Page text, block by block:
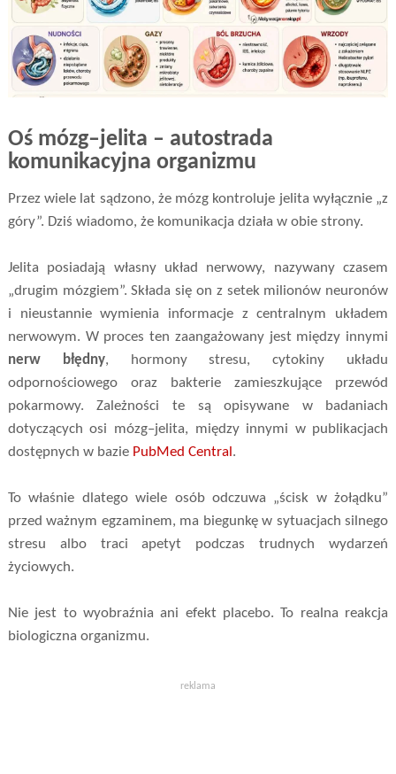
Oś mózg–jelita – autostrada
komunikacyjna organizmu
Przez wiele lat sądzono, że mózg kontroluje jelita wyłącznie „z
góry”. Dziś wiadomo, że komunikacja działa w obie strony.
Jelita posiadają własny układ nerwowy, nazywany czasem
„drugim mózgiem”. Składa się on z setek milionów neuronów
i nieustannie wymienia informacje z centralnym układem
nerwowym. W proces ten zaangażowany jest między innymi
nerw błędny, hormony stresu, cytokiny układu
odpornościowego oraz bakterie zamieszkujące przewód
pokarmowy. Zależności te są opisywane w badaniach
dotyczących osi mózg–jelita, między innymi w publikacjach
dostępnych w bazie PubMed Central .
To właśnie dlatego wiele osób odczuwa „ścisk w żołądku”
przed ważnym egzaminem, ma biegunkę w sytuacjach silnego
stresu albo traci apetyt podczas trudnych wydarzeń
życiowych.
Nie jest to wyobraźnia ani efekt placebo. To realna reakcja
biologiczna organizmu.
reklama